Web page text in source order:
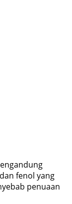
fenol yang
penuaan